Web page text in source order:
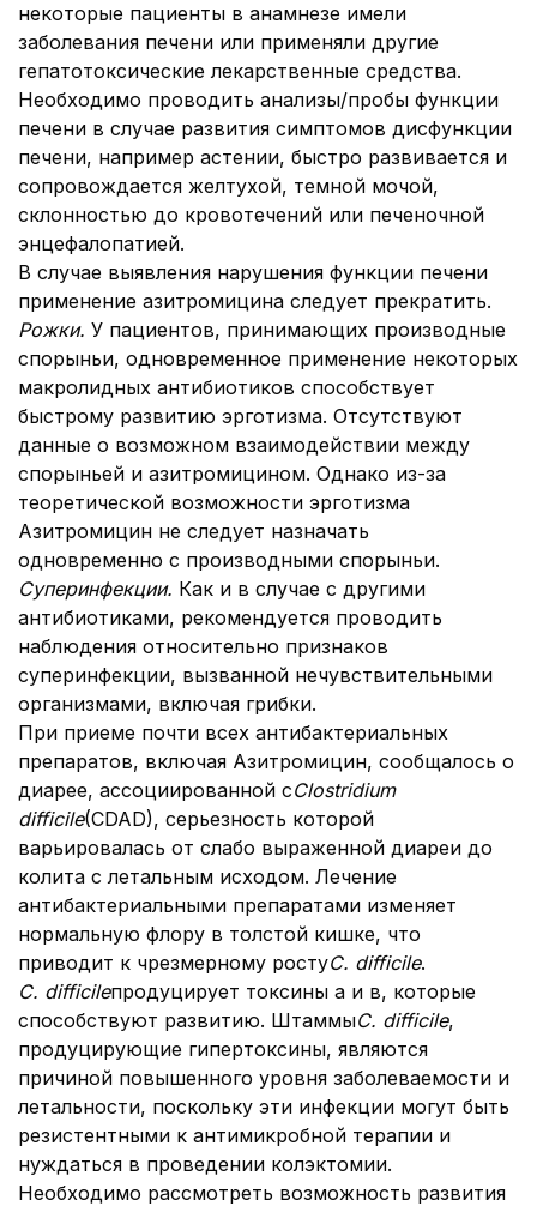
некоторые пациенты в анамнезе имели
заболевания печени или применяли другие
гепатотоксические лекарственные средства.
Необходимо проводить анализы/пробы функции
печени в случае развития симптомов дисфункции
печени, например астении, быстро развивается и
сопровождается желтухой, темной мочой,
склонностью до кровотечений или печеночной
энцефалопатией.
В случае выявления нарушения функции печени
применение азитромицина следует прекратить.
Рожки. У пациентов, принимающих производные
спорыньи, одновременное применение некоторых
макролидных антибиотиков способствует
быстрому развитию эрготизма. Отсутствуют
данные о возможном взаимодействии между
спорыньей и азитромицином. Однако из-за
теоретической возможности эрготизма
Азитромицин не следует назначать
одновременно с производными спорыньи.
Суперинфекции. Как и в случае с другими
антибиотиками, рекомендуется проводить
наблюдения относительно признаков
суперинфекции, вызванной нечувствительными
организмами, включая грибки.
При приеме почти всех антибактериальных
препаратов, включая Азитромицин, сообщалось о
диарее, ассоциированной сClostridium
difficile(CDAD), серьезность которой
варьировалась от слабо выраженной диареи до
колита с летальным исходом. Лечение
антибактериальными препаратами изменяет
нормальную флору в толстой кишке, что
приводит к чрезмерному ростуC. difficile.
C. difficileпродуцирует токсины а и в, которые
способствуют развитию. ШтаммыC. difficile,
продуцирующие гипертоксины, являются
причиной повышенного уровня заболеваемости и
летальности, поскольку эти инфекции могут быть
резистентными к антимикробной терапии и
нуждаться в проведении колэктомии.
Необходимо рассмотреть возможность развития